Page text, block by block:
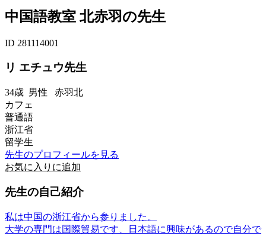
中国語教室 北赤羽の先生
ID 281114001
リ エチュウ先生
34歳 男性 赤羽北
カフェ
普通語
浙江省
留学生
先生のプロフィールを見る
お気に入りに追加
先生の自己紹介
私は中国の浙江省から参りました。
大学の専門は国際貿易です、日本語に興味があるので自分で